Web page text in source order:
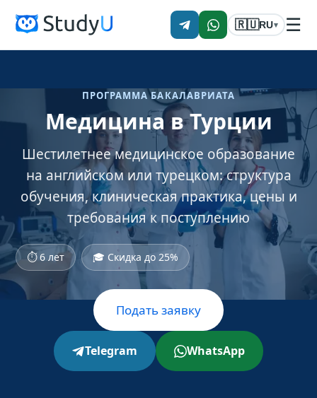
🇷🇺RU▾ ☰
ПРОГРАММА БАКАЛАВРИАТА
Медицина в Турции
Шестилетнее медицинское образование
на английском или турецком: структура
обучения, клиническая практика, цены и
требования к поступлению
⏱ 6 лет 🎓 Скидка до 25%
Подать заявку
Telegram WhatsApp